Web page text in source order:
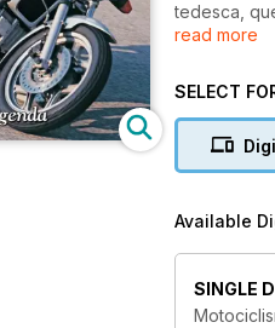
tedesca,
tecnologica
a coppie
Casa
MotoShow
esposta
read more
SELECT
Available
SINGLE